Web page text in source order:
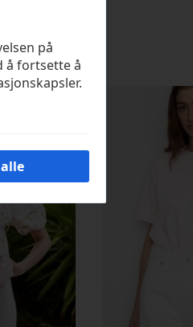
på
å fortsette å